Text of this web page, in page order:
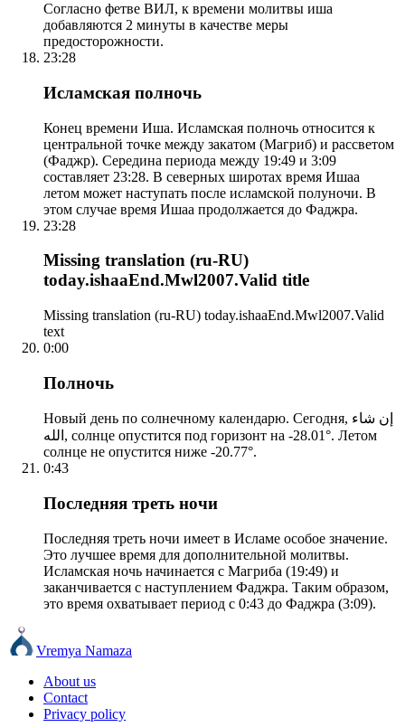
Согласно фетве ВИЛ, к времени молитвы иша
добавляются 2 минуты в качестве меры
предосторожности.
23:28
Исламская полночь
Конец времени Иша. Исламская полночь относится к
центральной точке между закатом (Магриб) и рассветом
(Фаджр). Середина периода между 19:49 и 3:09
составляет 23:28. В северных широтах время Ишаа
летом может наступать после исламской полуночи. В
этом случае время Ишаа продолжается до Фаджра.
23:28
Missing translation (ru-RU)
today.ishaaEnd.Mwl2007.Valid title
Missing translation (ru-RU) today.ishaaEnd.Mwl2007.Valid
text
0:00
Полночь
Новый день по солнечному календарю. Сегодня, إن شاء
الله, солнце опустится под горизонт на -28.01°. Летом
солнце не опустится ниже -20.77°.
0:43
Последняя треть ночи
Последняя треть ночи имеет в Исламе особое значение.
Это лучшее время для дополнительной молитвы.
Исламская ночь начинается с Магриба (19:49) и
заканчивается с наступлением Фаджра. Таким образом,
это время охватывает период с 0:43 до Фаджра (3:09).
Vremya Namaza
About us
Contact
Privacy policy